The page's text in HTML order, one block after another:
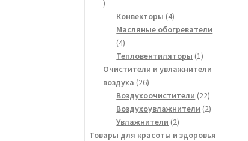
9
товаров
Конвекторы 44
товара
Масляные обогреватели
44
товара
Тепловентиляторы 11
товар
Очистители и увлажнители
воздуха 2626
товаров
Воздухоочистители 2222
товара
Воздухоувлажнители 22
Увлажнители 22
товара
Товары для красоты и здоровья